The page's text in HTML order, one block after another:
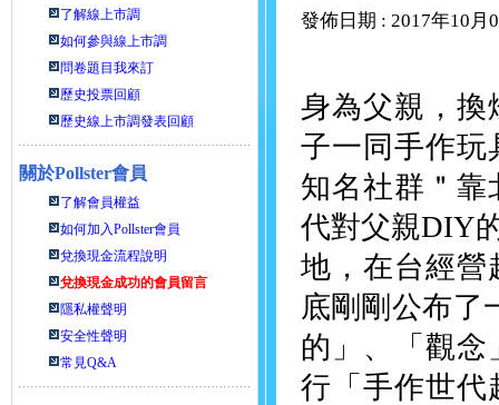
了解線上市調
如何參與線上市調
問卷題目我來訂
歷史投票回顧
歷史線上市調發表回顧
關於Pollster會員
了解會員權益
如何加入Pollster會員
兌換現金流程說明
兌換現金成功的會員留言
隱私權聲明
安全性聲明
常見Q&A
發佈日期 : 2017年10月
身為父親，換
子一同手作玩
知名社群＂
代對父親DIY
地，在台經營
底剛剛公布了
的」、「觀
行「手作世代